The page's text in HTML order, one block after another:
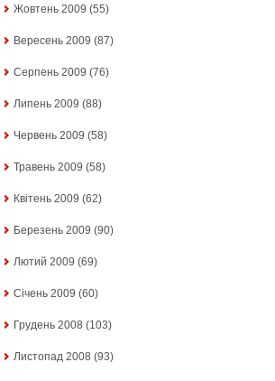
Жовтень 2009 (55)
Вересень 2009 (87)
Серпень 2009 (76)
Липень 2009 (88)
Червень 2009 (58)
Травень 2009 (58)
Квітень 2009 (62)
Березень 2009 (90)
Лютий 2009 (69)
Січень 2009 (60)
Грудень 2008 (103)
Листопад 2008 (93)